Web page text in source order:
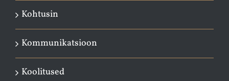
Kohtusin
Kommunikatsioon
Koolitused